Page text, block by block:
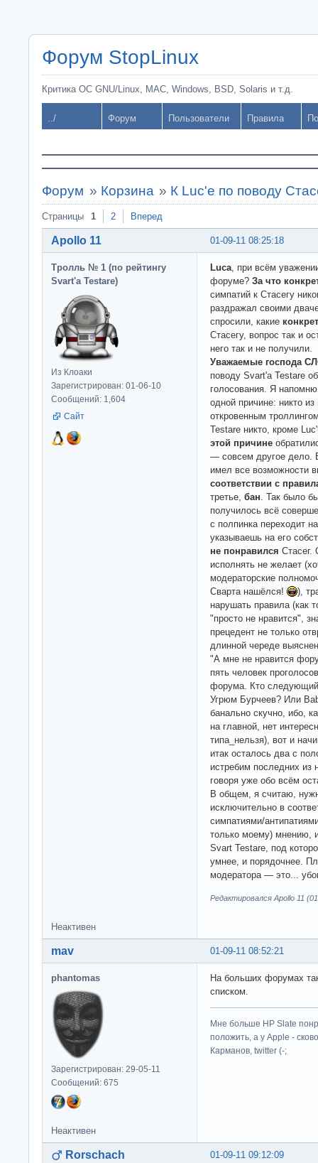
Форум StopLinux
Критика ОС GNU/Linux, MAC, Windows, BSD, Solaris и т.д.
../ Форум Пользователи Правила
Форум » Корзина » К Luc'е по поводу
Страницы 1 2 Вперед
01-09-11 08:25:18
Apollo 11
Тролль № 1 (по рейтингу
Svart'а Testare)
Из Клоаки
Зарегистрирован: 01-06-10
Сообщений: 1,604
Сайт
Luca , при всём
форуме? За что
симпатий к Стасегу
раздражал своими
спросили, какие
Стасегу, вопрос так и
него так и не получили.
Уважаемые господа
поводу Svart'a Testare
голосования. Я
одной причине: никто
откровенным
Testare никто, кроме
этой причине
— совсем другое дело.
имел все возможности
соответствии с
третье, бан . Так было
получилось всё
с полпинка переходит
указываешь на его
не понравился Стасег.
исполнять не желает
модераторские
Сварта нашёлся!
),
нарушать правила (как
"просто не нравится",
прецедент не только
длинной череде
"А мне не нравится
пять человек
форума. Кто
Угрюм Бурчеев? Или
банально скучно, ибо,
на главной, нет
типа_нельзя), вот и
итак осталось два с
истребим последних из
говоря уже обо всём
В общем, я считаю,
исключительно в
симпатиями/
только моему) мнению,
Svart Testare, под
умнее, и порядочнее.
модератора — это...
Редактировался Apollo 11
Неактивен
01-09-11 08:52:21
mav
phantomas
Зарегистрирован: 29-05-11
Сообщений: 675
На больших форумах
списком.
Мне больше HP Slate
положить, а у Apple -
Карманов, twitter (-;
Неактивен
01-09-11 09:12:09
Rorschach